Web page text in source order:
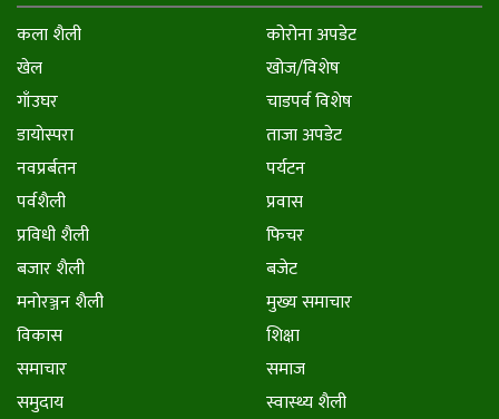
कला शैली
कोरोना अपडेट
खेल
खोज/विशेष
गाँउघर
चाडपर्व विशेष
डायाेस्परा
ताजा अपडेट
नवप्रर्बतन
पर्यटन
पर्वशैली
प्रवास
प्रविधी शैली
फिचर
बजार शैली
बजेट
मनाेरञ्जन शैली
मुख्य समाचार
विकास
शिक्षा
समाचार
समाज
समुदाय
स्वास्थ्य शैली